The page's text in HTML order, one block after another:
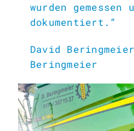
wurden gemessen
dokumentiert.“
David
Beringmeier